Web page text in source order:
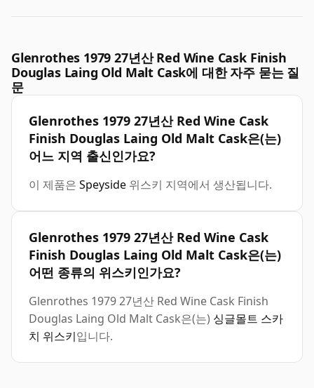
Glenrothes 1979 27년산 Red Wine Cask Finish
Douglas Laing Old Malt Cask에 대한 자주 묻는 질
문
Glenrothes 1979 27년산 Red Wine Cask
Finish Douglas Laing Old Malt Cask은(는)
어느 지역 출신인가요?
이 제품은 Speyside 위스키 지역에서 생산됩니다.
Glenrothes 1979 27년산 Red Wine Cask
Finish Douglas Laing Old Malt Cask은(는)
어떤 종류의 위스키인가요?
Glenrothes 1979 27년산 Red Wine Cask Finish
Douglas Laing Old Malt Cask은(는) 싱글몰트 스카
치 위스키입니다.